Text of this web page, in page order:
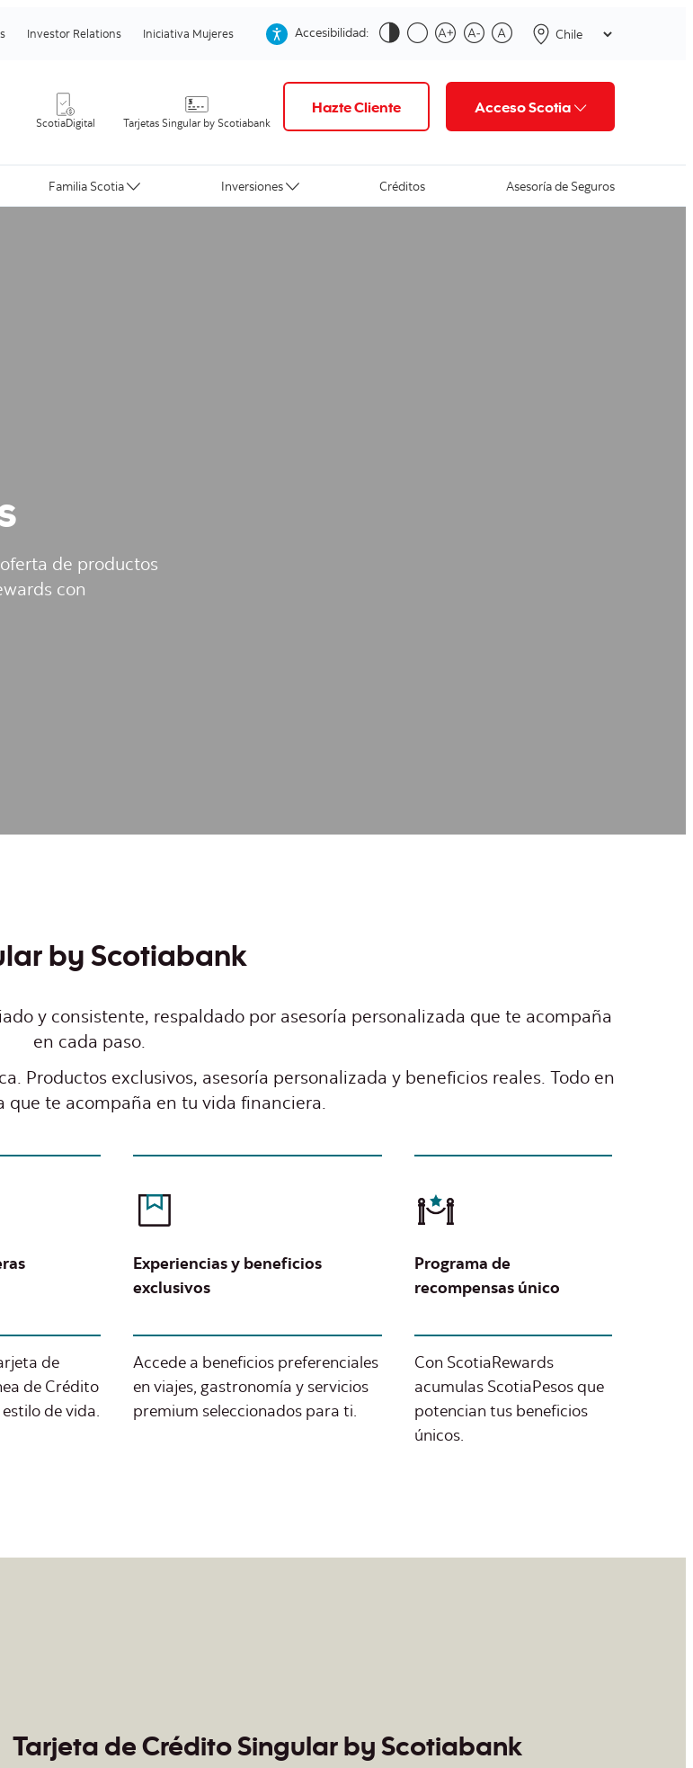
Investor Relations Iniciativa Mujeres Accesibilidad:
ScotiaDigital Tarjetas Singular by Scotiabank
Hazte Cliente Acceso Scotia
Familia Scotia Inversiones Créditos Asesoría de Seguros
de productos
con
by Scotiabank
y consistente, respaldado por asesoría personalizada que te acompaña
en cada paso.
Productos exclusivos, asesoría personalizada y beneficios reales. Todo en
que te acompaña en tu vida financiera.
de
de Crédito
de vida.
Experiencias y beneficios
exclusivos
Accede a beneficios preferenciales
en viajes, gastronomía y servicios
premium seleccionados para ti.
Programa de
recompensas único
Con ScotiaRewards
acumulas ScotiaPesos que
potencian tus beneficios
únicos.
Tarjeta de Crédito Singular by Scotiabank